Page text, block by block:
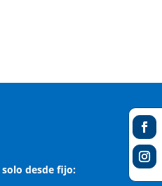
desde fijo: